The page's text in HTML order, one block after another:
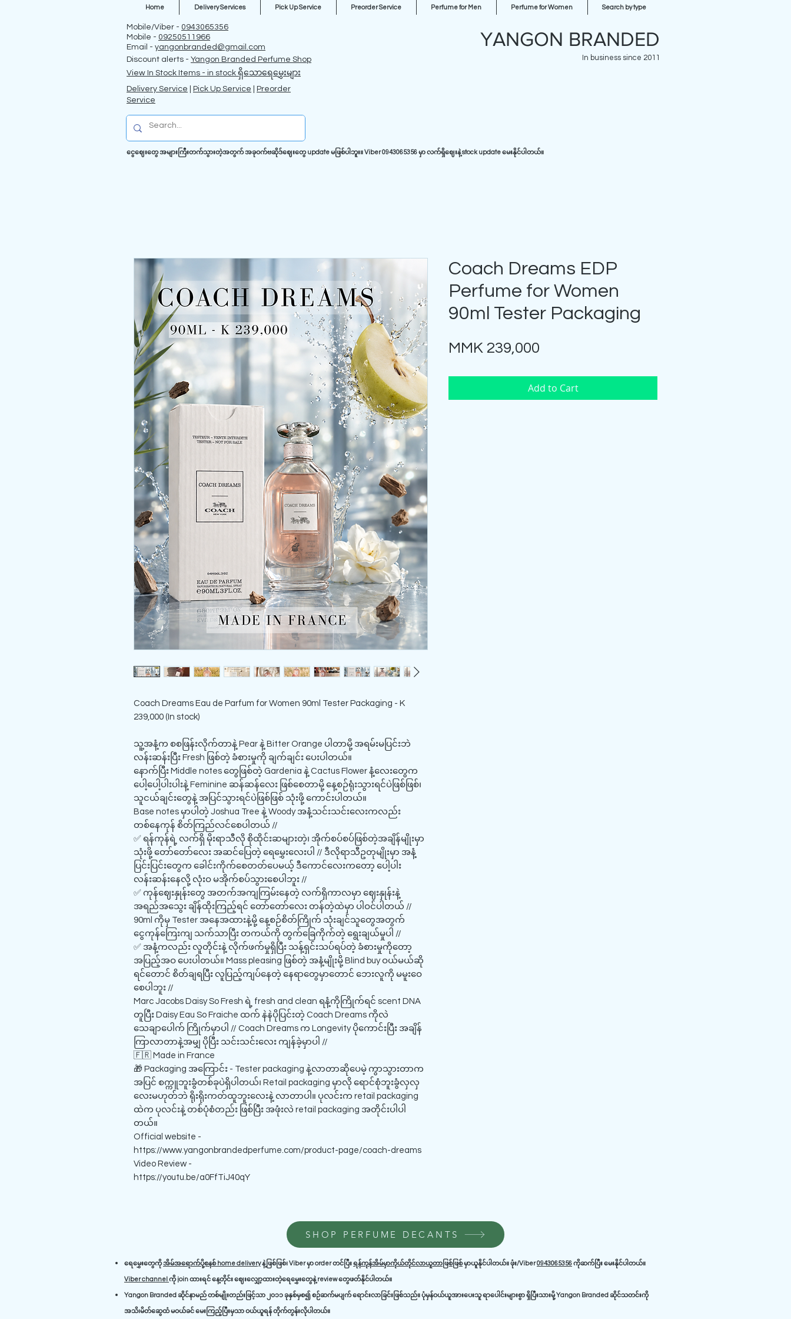
Home Delivery Services Pick Up Service Preorder Service Perfume for Men Perfume for Women Search by type
Mobile/Viber - 0943065356
Mobile - 09250511966
Email - yangonbranded@gmail.com
Discount alerts - Yangon Branded Perfume Shop
View In Stock Items - in stock ရှိသောရေမွှေးများ
Delivery Service
Pick Up Service
Preorder
Service
YANGON BRANDED
In business since 2011
ငွေဈေးတွေ အများကြီးတက်သွားတဲ့အတွက် အခုဝက်ဗဆိုဒ်ဈေးတွေ update မဖြစ်ပါဘူး။ Viber 0943065356 မှာ လက်ရှိဈေးနဲ့ stock update မေးနိုင်ပါတယ်။
Coach Dreams Eau de Parfum for Women 90ml Tester Packaging - K
239,000 (In stock)
သူ့အနံ့က စစဖြန်းလိုက်တာနဲ့ Pear နဲ့ Bitter Orange ပါတာမို့ အရမ်းမပြင်းဘဲ
လန်းဆန်းပြီး Fresh ဖြစ်တဲ့ ခံစားမှုကို ချက်ချင်း ပေးပါတယ်။
နောက်ပြီး Middle notes တွေဖြစ်တဲ့ Gardenia နဲ့ Cactus Flower နံ့လေးတွေက
ပေါ့ပေါ့ပါးပါးနဲ့ Feminine ဆန်ဆန်လေး ဖြစ်စေတာမို့ နေ့စဉ်ရုံးသွားရင်ပဲဖြစ်ဖြစ်၊
သူငယ်ချင်းတွေနဲ့ အပြင်သွားရင်ပဲဖြစ်ဖြစ် သုံးဖို့ ကောင်းပါတယ်။
Base notes မှာပါတဲ့ Joshua Tree နဲ့ Woody အနံ့သင်းသင်းလေးကလည်း
တစ်နေကုန် စိတ်ကြည်လင်စေပါတယ် //
✅ ရန်ကုန်ရဲ့ လက်ရှိ မိုးရာသီလို စိုထိုင်းဆများတဲ့၊ အိုက်စပ်စပ်ဖြစ်တဲ့အချိန်မျိုးမှာ
သုံးဖို့ တော်တော်လေး အဆင်ပြေတဲ့ ရေမွှေးလေးပါ // ဒီလိုရာသီဥတုမျိုးမှာ အနံ့
ပြင်းပြင်းတွေက ခေါင်းကိုက်စေတတ်ပေမယ့် ဒီကောင်လေးကတော့ ပေါ့ပါး
လန်းဆန်းနေလို့ လုံးဝ မအိုက်စပ်သွားစေပါဘူး //
✅ ကုန်ဈေးနှုန်းတွေ အတက်အကျကြမ်းနေတဲ့ လက်ရှိကာလမှာ ဈေးနှုန်းနဲ့
အရည်အသွေး ချိန်ထိုးကြည့်ရင် တော်တော်လေး တန်တဲ့ထဲမှာ ပါဝင်ပါတယ် //
90ml ကိုမှ Tester အနေအထားနဲ့မို့ နေ့စဉ်စိတ်ကြိုက် သုံးချင်သူတွေအတွက်
ငွေကုန်ကြေးကျ သက်သာပြီး တကယ်ကို တွက်ခြေကိုက်တဲ့ ရွေးချယ်မှုပါ //
✅ အနံ့ကလည်း လူတိုင်းနဲ့ လိုက်ဖက်မှုရှိပြီး သန့်ရှင်းသပ်ရပ်တဲ့ ခံစားမှုကိုတော့
အပြည့်အဝ ပေးပါတယ်။ Mass pleasing ဖြစ်တဲ့ အနံ့မျိုးမို့ Blind buy ဝယ်မယ်ဆို
ရင်တောင် စိတ်ချရပြီး လူပြည့်ကျပ်နေတဲ့ နေရာတွေမှာတောင် ဘေးလူကို မမူးဝေ
စေပါဘူး //
Marc Jacobs Daisy So Fresh ရဲ့ fresh and clean ရနံ့ကိုကြိုက်ရင် scent DNA
တူပြီး Daisy Eau So Fraiche ထက် နဲနဲပိုပြင်းတဲ့ Coach Dreams ကိုလဲ
သေချာပေါက် ကြိုက်မှာပါ // Coach Dreams က Longevity ပိုကောင်းပြီး အချိန်
ကြာလာတာနဲ့အမျှ ပိုပြီး သင်းသင်းလေး ကျန်ခဲ့မှာပါ //
🇫🇷 Made in France
🎁 Packaging အကြောင်း - Tester packaging နဲ့လာတာဆိုပေမဲ့ ကွာသွားတာက
အပြင် စက္ကူဘူးခွံတစ်ခုပဲရှိပါတယ်၊ Retail packaging မှာလို ရောင်စုံဘူးခွံလှလှ
လေးမဟုတ်ဘဲ ရိုးရိုးကတ်ထူဘူးလေးနဲ့ လာတာပါ။ ပုလင်းက retail packaging
ထဲက ပုလင်းနဲ့ တစ်ပုံစံတည်း ဖြစ်ပြီး အဖုံးလဲ retail packaging အတိုင်းပါပါ
တယ်။
Official website -
https://www.yangonbrandedperfume.com/product-page/coach-dreams
Video Review -
https://youtu.be/a0FfTiJ40qY
Coach Dreams EDP
Perfume for Women
90ml Tester Packaging
MMK 239,000
Add to Cart
SHOP PERFUME DECANTS
ရေမွှေးတွေကိုအိမ်အရောက်ပို့စနစ် home deliveryနဲ့ဖြစ်ဖြစ်၊ Viber မှာ order တင်ပြီးရန်ကုန်အိမ်မှာကိုယ်တိုင်လာယူတာဖြစ်ဖြစ်မှာယူနိုင်ပါတယ်။ ဖုံး/Viber0943065356ကိုဆက်ပြီး မေးနိုင်ပါတယ်။
Viber channel ကို join ထားရင် နေ့တိုင်း ဈေးလျှော့ထားတဲ့ရေမွှေးတွေနဲ့ review တွေဖတ်နိုင်ပါတယ်။
Yangon Branded ဆိုင်နာမည် တစ်မျိုးတည်းဖြင့်သာ ၂၀၁၁ ခုနှစ်မှစ၍ စဉ်ဆက်မပျက် ရောင်းလာခြင်းဖြစ်သည်။ ပုံမှန်ဝယ်ယူအားပေးသူ ရာပေါင်းများစွာ ရှိပြီးသားမို့ Yangon Branded ဆိုင်သတင်းကို
အသိ၊မိတ်ဆွေထံ မဝယ်ခင် မေးကြည့်ပြီးမှသာ ဝယ်ယူရန် တိုက်တွန်းလိုပါတယ်။